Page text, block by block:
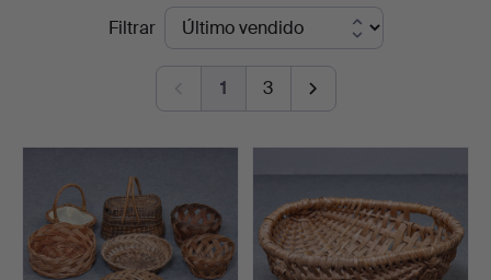
KalmarFiltrar
1 3